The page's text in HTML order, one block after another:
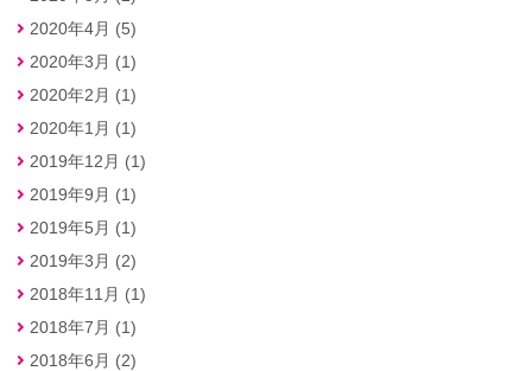
2020年4月 (5)
2020年3月 (1)
2020年2月 (1)
2020年1月 (1)
2019年12月 (1)
2019年9月 (1)
2019年5月 (1)
2019年3月 (2)
2018年11月 (1)
2018年7月 (1)
2018年6月 (2)